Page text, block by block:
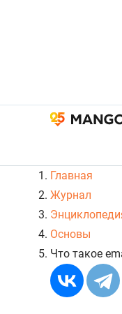
Главная
Журнал
Основы
Что такое